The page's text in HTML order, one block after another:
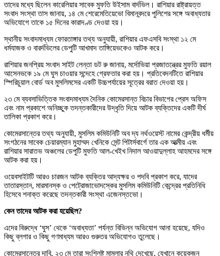
তাদের মধ্যে ছিলেন কারেলিয়ার সাবেক মুফতি উইসাম বার্দভিল। রাশিয়ার রাষ্ট্রায়ত্ত
সংবাদ সংস্থা তাস জানায়, ১৪ মে শেরেমেতিয়েভো বিমানবন্দরে পুলিশের সঙ্গে অবাধ্যতার
অভিযোগে তাকে ১৫ দিনের কারাদণ্ড দেওয়া হয়।
স্থানীয় সংবাদমাধ্যম ফোরতাঙ্গার তথ্য অনুযায়ী, রাশিয়ার এফএসবি সংস্থা ১২ মে
ধর্মযাজক ও বারর্দভিলের ডেপুটি আখমাদ তাঙ্গিয়েভকেও আটক করে।
রাশিয়ার জনপ্রিয় সংবাদ সাইট লেন্তা ডট রু জানায়, মর্দোভিয়া প্রজাতন্ত্রের মুফতি রয়াল
আসেনভকে ১৯ মে ঘুস চাওয়ার সন্দেহে গ্রেফতার করা হয়। প্রতিবেদনটিতে রাশিয়ার
স্পিরিচুয়াল বোর্ড অব মুসলিমসের একটি উচ্চপর্যায়ের সূত্রের বরাত দেওয়া হয়।
২৩ মে ব্যবসাভিত্তিক সংবাদমাধ্যম দৈনিক কোমেরসান্ত বিচার বিভাগের প্রেস অফিস
এবং নাম প্রকাশে অনিচ্ছুক তদন্তকারীদের উদ্ধৃতি দিয়ে আটক ব্যক্তিদের একটি দীর্ঘ
তালিকা প্রকাশ করে।
কোমেরসান্তের তথ্য অনুযায়ী, মুসলিম কমিউনিটি অব দ্য নর্থওয়েস্ট নামের কেন্দ্রীয় ধর্মীয়
সংগঠনের সাবেক চেয়ারম্যান মুহাম্মদ খেনিকে সেন্ট পিটার্সবার্গে তার এক আত্মীয় এবং
রাশিয়ার সারাতভ অঞ্চলের ডেপুটি মুফতি আল-খেইখ নিদাল আওয়াদুল্লাহ আহমদের সঙ্গে
আটক করা হয়।
ওয়েবসাইটটি আরও চারজন আটক ব্যক্তির আদ্যক্ষর ও পদবি প্রকাশ করে, যাদের
তাতারস্তান, মারমানস্ক ও পেট্রোজাভোদস্কের মুসলিম কমিউনিটি কেন্দ্রের প্রতিনিধি
হিসেবে শনাক্ত করেছে তদন্তকারী সংস্থা এজেনস্তভো।
কেন তাদের আটক করা হয়েছিল?
এদের বিরুদ্ধে ‘ঘুস’ থেকে ‘অবাধ্যতা’ পর্যন্ত বিভিন্ন অভিযোগ আনা হয়েছে, যদিও
কিছু ব্লগার ও কিছু গণমাধ্যম আরও গুরুতর অভিযোগও তুলেছে।
কোমেরসান্তের দাবি, ২৩ মে তারা সংশ্লিষ্ট মামলার নথি দেখেছে, যেখানে কয়েকজন